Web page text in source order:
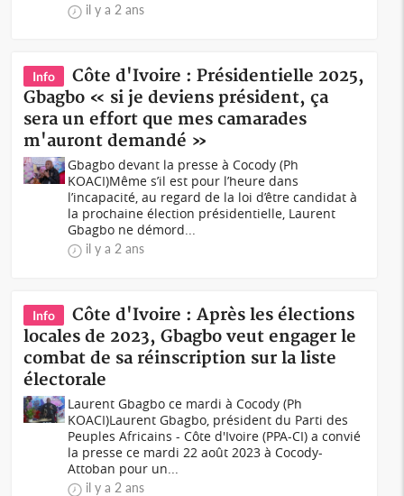
il y a 2 ans
Info
Côte d'Ivoire : Présidentielle 2025,
Gbagbo « si je deviens président, ça
sera un effort que mes camarades
m'auront demandé »
Gbagbo devant la presse à Cocody (Ph
KOACI)Même s’il est pour l’heure dans
l’incapacité, au regard de la loi d’être candidat à
la prochaine élection présidentielle, Laurent
Gbagbo ne démord...
il y a 2 ans
Info
Côte d'Ivoire : Après les élections
locales de 2023, Gbagbo veut engager le
combat de sa réinscription sur la liste
électorale
Laurent Gbagbo ce mardi à Cocody (Ph
KOACI)Laurent Gbagbo, président du Parti des
Peuples Africains - Côte d'Ivoire (PPA-CI) a convié
la presse ce mardi 22 août 2023 à Cocody-
Attoban pour un...
il y a 2 ans